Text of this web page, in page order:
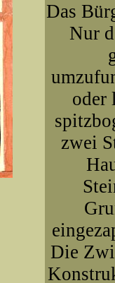
Das
Nur
oder
zwei
Die